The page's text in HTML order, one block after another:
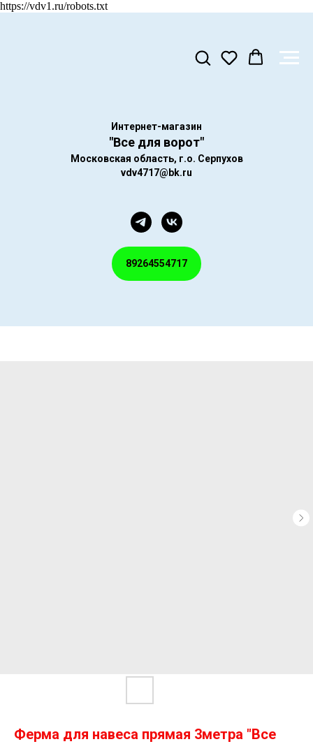
https://vdv1.ru/robots.txt
Интернет-магазин
"Все для ворот"
Московская область, г.о. Серпухов
vdv4717@bk.ru
89264554717
Ферма для навеса прямая 3метра "Все